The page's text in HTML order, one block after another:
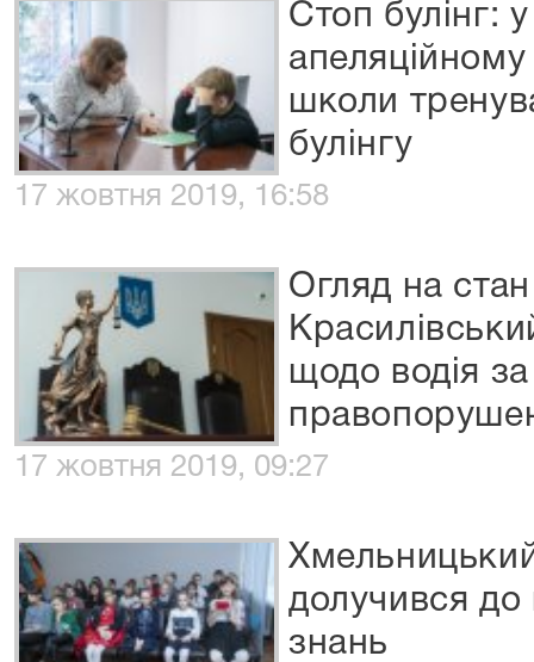
Стоп булінг:
апеляційному
школи
булінгу
17 жовтня 2019, 16:58
Огляд на
щодо водія за
17 жовтня 2019, 09:27
долучився до
знань